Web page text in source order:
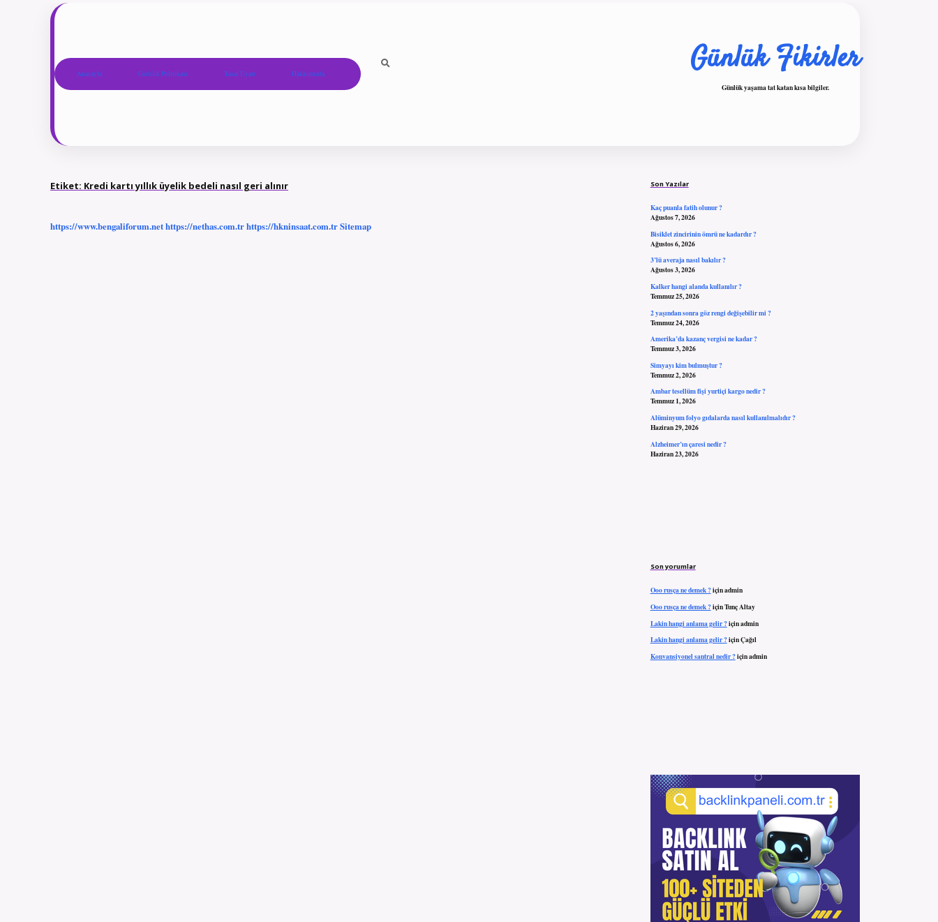
Anasayfa Gizlilik Politikası Yasal Uyarı Hakkımızda Günlük Fikirler
Günlük yaşama tat katan kısa bilgiler.
Etiket: Kredi kartı yıllık üyelik bedeli nasıl geri alınır
https://www.bengaliforum.nethttps://nethas.com.trhttps://hkninsaat.com.trSitemap
Son Yazılar
Kaç puanla fatih olunur ?
Ağustos 7, 2026
Bisiklet zincirinin ömrü ne kadardır ?
Ağustos 6, 2026
3’lü averaja nasıl bakılır ?
Ağustos 3, 2026
Kalker hangi alanda kullanılır ?
Temmuz 25, 2026
2 yaşından sonra göz rengi değişebilir mi ?
Temmuz 24, 2026
Amerika’da kazanç vergisi ne kadar ?
Temmuz 3, 2026
Simyayı kim bulmuştur ?
Temmuz 2, 2026
Ambar tesellüm fişi yurtiçi kargo nedir ?
Temmuz 1, 2026
Alüminyum folyo gıdalarda nasıl kullanılmalıdır ?
Haziran 29, 2026
Alzheimer’ın çaresi nedir ?
Haziran 23, 2026
Son yorumlar
Ooo rusça ne demek ?içinadmin
Ooo rusça ne demek ?içinTunç Altay
Lakin hangi anlama gelir ?içinadmin
Lakin hangi anlama gelir ?içinÇağıl
Konvansiyonel santral nedir ?içinadmin